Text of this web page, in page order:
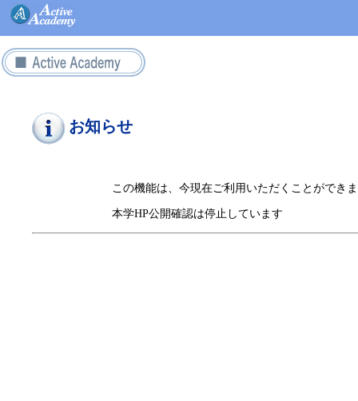
お知らせ
この機能は、今現在ご利用いただくことができ
本学HP公開確認は停止しています